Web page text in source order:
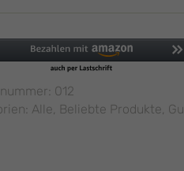
012
Alle Beliebte Produkte